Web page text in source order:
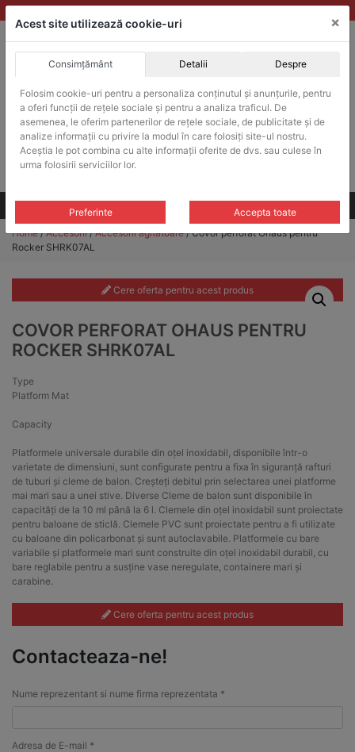
Skip
to
ACHIZITII PUBLICE
Produsele pot fi achizitionate si in sistemul SEAP / SICAP
Products
search
CAUTARE
Toate produsele
Home/Accesorii/Accesorii agitatoare/ Covor perforat Ohaus pentru
Rocker SHRK07AL
Cere oferta pentru acest produs
COVOR PERFORAT OHAUS PENTRU
ROCKER SHRK07AL
Type
Platform Mat
Capacity
Platformele universale durabile din oțel inoxidabil, disponibile într-o
varietate de dimensiuni, sunt configurate pentru a fixa în siguranță rafturi
de tuburi și cleme de balon. Creșteți debitul prin selectarea unei platforme
mai mari sau a unei stive. Diverse Cleme de balon sunt disponibile în
capacități de la 10 ml până la 6 l. Clemele din oțel inoxidabil sunt proiectate
pentru baloane de sticlă. Clemele PVC sunt proiectate pentru a fi utilizate
cu baloane din policarbonat și sunt autoclavabile. Platformele cu bare
variabile și platformele mari sunt construite din oțel inoxidabil durabil, cu
bare reglabile pentru a susține vase neregulate, containere mari și
carabine.
Cere oferta pentru acest produs
Contacteaza-ne!
Nume reprezentant si nume firma reprezentata *
Adresa de E-mail *
Acest site utilizează cookie-uri ×
Consimțământ Detalii Despre
Folosim cookie-uri pentru a personaliza conținutul și anunțurile, pentru
a oferi funcții de rețele sociale și pentru a analiza traficul. De
asemenea, le oferim partenerilor de rețele sociale, de publicitate și de
analize informații cu privire la modul în care folosiți site-ul nostru.
Aceștia le pot combina cu alte informații oferite de dvs. sau culese în
urma folosirii serviciilor lor.
Preferinte Accepta toate